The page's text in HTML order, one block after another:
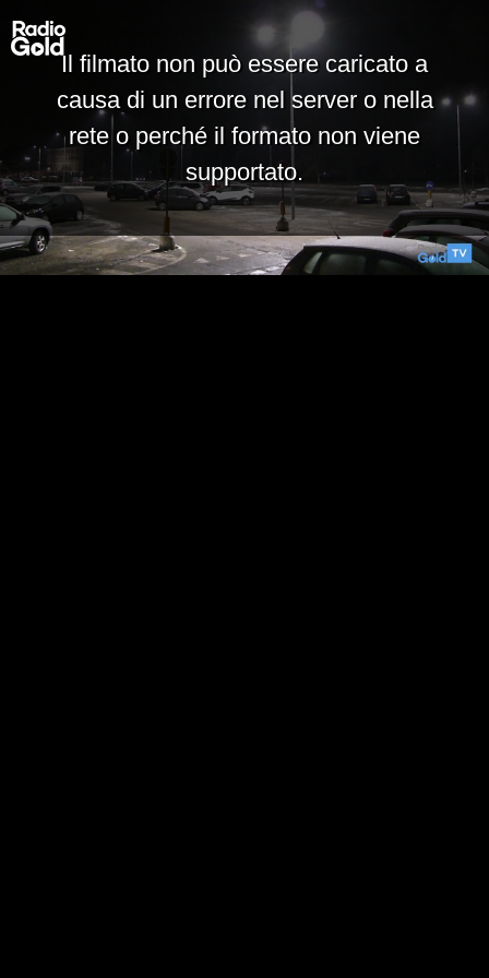
Il filmato non può essere caricato a
causa di un errore nel server o nella
rete o perché il formato non viene
supportato.